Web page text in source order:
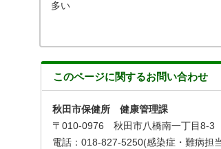
多い
このページに関するお問い合わせ
秋田市保健所 健康管理課
〒010-0976 秋田市八橋南一丁目8-3
電話：018-827-5250(感染症・難病担